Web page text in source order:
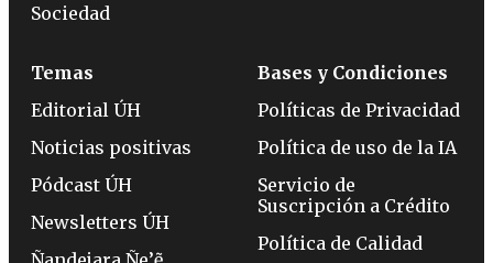
Sociedad
Temas
Editorial ÚH
Noticias positivas
Pódcast ÚH
Newsletters ÚH
Bases y Condiciones
Políticas de Privacidad
Política de uso de la IA
Servicio de
Suscripción a Crédito
Política de Calidad